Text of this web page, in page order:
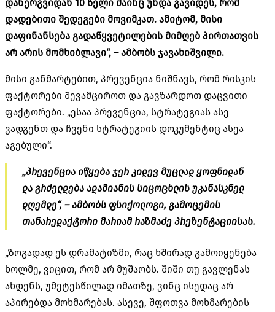
დანერგვიდან 10 წელი მაინც უნდა გავიდეს, რომ
დადებითი შედეგები მოვიმკათ. ამიტომ, მისი
დაფინანსება გადაწყვეტილების მიმღებ პირთათვის
არ არის მომხიბლავი“, – ამბობს ჯავახიშვილი.
მისი განმარტებით, პრევენცია ნიშნავს, რომ რისკის
ფაქტორები შევამციროთ და გავზარდოთ დაცვითი
ფაქტორები. „ესაა პრევენცია, სტრატეგიას ასე
ვადგენთ და ჩვენი სტრატეგიის დოკუმენტიც ასეა
აგებული“.
„პრევენცია იწყება ჯერ კიდევ მუცლად ყოფნიდან
და გრძელდება ადამიანის სიცოცხლის უკანასკნელ
დღემდე“, – ამბობს ფსიქოლოგი, გამოცემის
თანარედაქტორი მარიამ რაზმაძე პრეზენტაციისას.
„ზოგადად ეს დრამატიზმი, რაც ხშირად გამოიყენება
ხოლმე, ვიცით, რომ არ მუშაობს. შიში თუ გავლენას
ახდენს, უმეტესწილად იმათზე, ვინც ისედაც არ
აპირებდა მოხმარებას. ასევე, შფოთვა მოხმარების